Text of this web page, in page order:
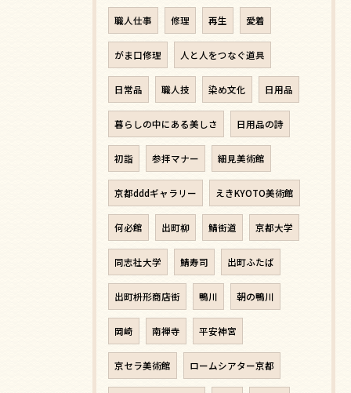
職人仕事 修理 再生 愛着
がま口修理 人と人をつなぐ道具
日常品 職人技 染め文化 日用品
暮らしの中にある美しさ 日用品の詩
初詣 参拝マナー 細見美術館
京都dddギャラリー えきKYOTO美術館
何必館 出町柳 鯖街道 京都大学
同志社大学 鯖寿司 出町ふたば
出町枡形商店街 鴨川 朝の鴨川
岡崎 南禅寺 平安神宮
京セラ美術館 ロームシアター京都